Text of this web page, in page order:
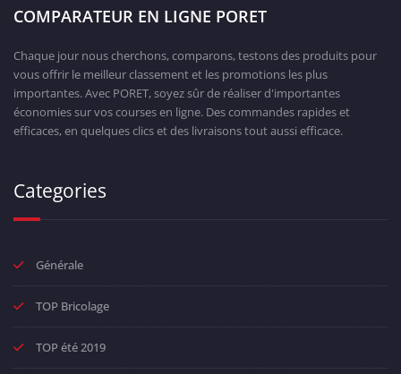
COMPARATEUR EN LIGNE PORET
Chaque jour nous cherchons, comparons, testons des produits pour
vous offrir le meilleur classement et les promotions les plus
importantes. Avec PORET, soyez sûr de réaliser d'importantes
économies sur vos courses en ligne. Des commandes rapides et
efficaces, en quelques clics et des livraisons tout aussi efficace.
Categories
Générale
TOP Bricolage
TOP été 2019